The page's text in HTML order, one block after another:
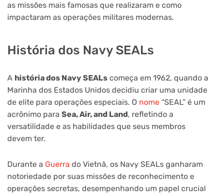
as missões mais famosas que realizaram e como
impactaram as operações militares modernas.
História dos Navy SEALs
A história dos Navy SEALs começa em 1962, quando a
Marinha dos Estados Unidos decidiu criar uma unidade
de elite para operações especiais. O nome “SEAL” é um
acrônimo para Sea, Air, and Land, refletindo a
versatilidade e as habilidades que seus membros
devem ter.
Durante a Guerra do Vietnã, os Navy SEALs ganharam
notoriedade por suas missões de reconhecimento e
operações secretas, desempenhando um papel crucial